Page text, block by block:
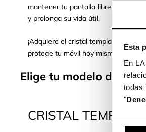
Esta
En
todas
"
mantener tu pantalla libre de marcas
y prolonga su vida útil.
¡Adquiere el cristal templado
protege tu móvil hoy mismo!
Elige tu modelo de
CRISTAL